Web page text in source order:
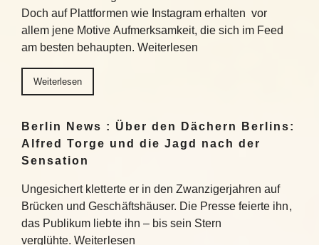
Doch auf Plattformen wie Instagram erhalten vor
allem jene Motive Aufmerksamkeit, die sich im Feed
am besten behaupten. Weiterlesen
Weiterlesen
Berlin News : Über den Dächern Berlins:
Alfred Torge und die Jagd nach der
Sensation
Ungesichert kletterte er in den Zwanzigerjahren auf
Brücken und Geschäftshäuser. Die Presse feierte ihn,
das Publikum liebte ihn – bis sein Stern
verglühte. Weiterlesen